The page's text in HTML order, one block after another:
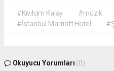
#Kıvılcım Kalay #müzik
#İstanbul Marriott Hotel
Okuyucu Yorumları (0)